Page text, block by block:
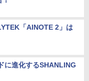
「AINOTE 2」は
に進化するSHANLING